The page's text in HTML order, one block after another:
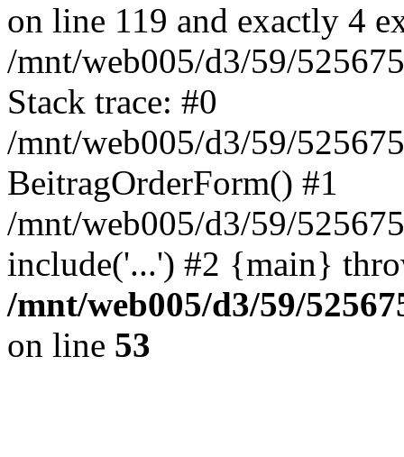
on line 119 and exactly 4
/mnt/web005/d3/59/
Stack trace: #0
/mnt/web005/d3/59/
BeitragOrderForm() #1
/mnt/web005/d3/59/
include('...') #2 {main}
/mnt/web005/d3/59/
on line 53